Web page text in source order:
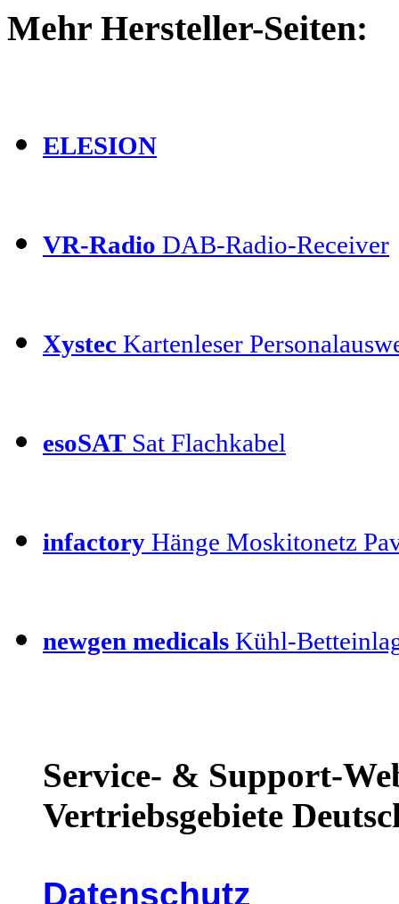
Mehr Hersteller-Seiten:
ELESION
VR-Radio DAB-Radio-Receiver
Xystec Kartenleser
esoSAT Sat Flachkabel
infactory Hänge Moskitonetz
newgen medicals Kühl-
Service- & Support-
Vertriebsgebiete
Datenschutz